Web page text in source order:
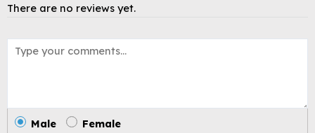
There are no reviews yet.
Male Female